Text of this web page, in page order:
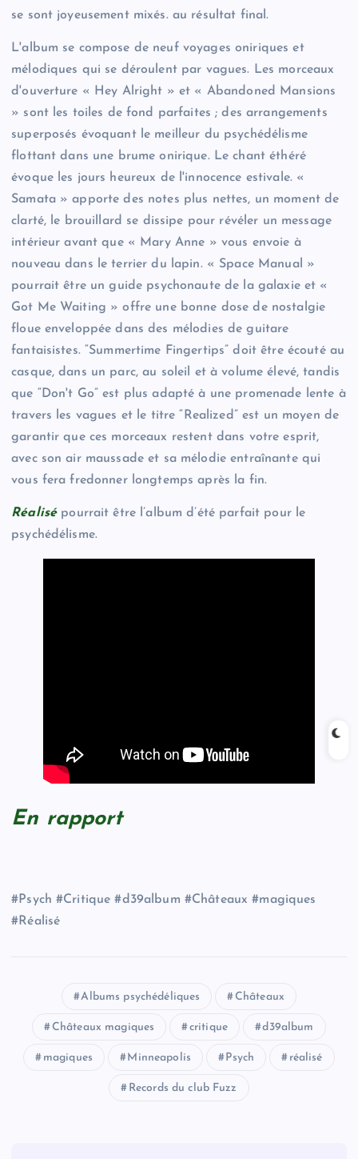
se sont joyeusement mixés. au résultat final.
L'album se compose de neuf voyages oniriques et
mélodiques qui se déroulent par vagues. Les morceaux
d'ouverture « Hey Alright » et « Abandoned Mansions
» sont les toiles de fond parfaites ; des arrangements
superposés évoquant le meilleur du psychédélisme
flottant dans une brume onirique. Le chant éthéré
évoque les jours heureux de l'innocence estivale. «
Samata » apporte des notes plus nettes, un moment de
clarté, le brouillard se dissipe pour révéler un message
intérieur avant que « Mary Anne » vous envoie à
nouveau dans le terrier du lapin. « Space Manual »
pourrait être un guide psychonaute de la galaxie et «
Got Me Waiting » offre une bonne dose de nostalgie
floue enveloppée dans des mélodies de guitare
fantaisistes. “Summertime Fingertips” doit être écouté au
casque, dans un parc, au soleil et à volume élevé, tandis
que “Don't Go” est plus adapté à une promenade lente à
travers les vagues et le titre “Realized” est un moyen de
garantir que ces morceaux restent dans votre esprit,
avec son air maussade et sa mélodie entraînante qui
vous fera fredonner longtemps après la fin.
Réalisépourrait être l’album d’été parfait pour le
psychédélisme.
En rapport
#Psych #Critique #d39album #Châteaux #magiques
#Réalisé
Albums psychédéliques Châteaux
Châteaux magiques critique d39album
magiques Minneapolis Psych réalisé
Records du club Fuzz